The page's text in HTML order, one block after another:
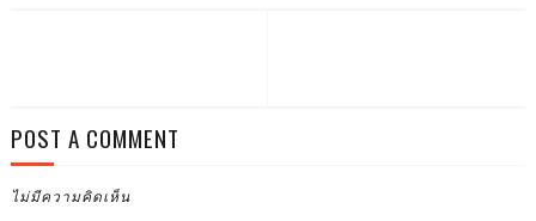
POST A COMMENT
ไม่มีความคิดเห็น